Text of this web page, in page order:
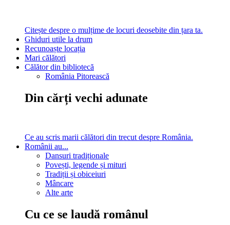
Citește despre o mulțime de locuri deosebite din țara ta.
Ghiduri utile la drum
Recunoaște locația
Mari călători
Călător din bibliotecă
România Pitorească
Din cărți vechi adunate
Ce au scris marii călători din trecut despre România.
Românii au...
Dansuri tradiționale
Povești, legende și mituri
Tradiții și obiceiuri
Mâncare
Alte arte
Cu ce se laudă românul